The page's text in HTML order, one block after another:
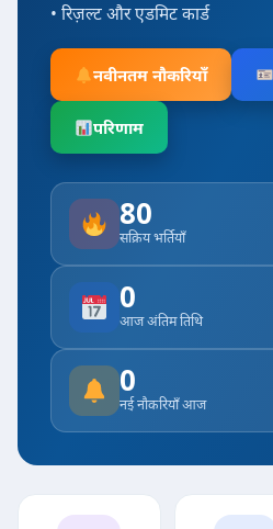
• रिज़ल्ट और एडमिट कार्ड
नवीनतम नौकरियाँ
परिणाम
80
सक्रिय भर्तियाँ
0
आज अंतिम तिथि
0
नई नौकरियाँ आज